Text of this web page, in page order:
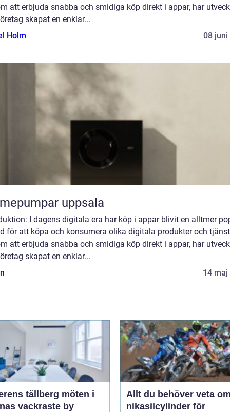
att erbjuda snabba och smidiga köp direkt i appar, har
skapat en enklar...
Holm
08 juni
uppsala
I dagens digitala era har köp i appar blivit en alltmer
för att köpa och konsumera olika digitala produkter och
att erbjuda snabba och smidiga köp direkt i appar, har
skapat en enklar...
14 maj
tällberg möten i
vackraste by
Allt du behöver veta
nikasilcylinder för